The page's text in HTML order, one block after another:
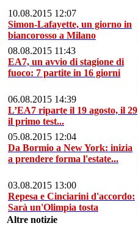
10.08.2015 12:07
Simon-Lafayette, un giorno in
biancorosso a Milano
08.08.2015 11:43
EA7, un avvio di stagione di
fuoco: 7 partite in 16 giorni
06.08.2015 14:39
L’EA7 riparte il 19 agosto, il 29
il primo test...
05.08.2015 12:04
Da Bormio a New York: inizia
a prendere forma l'estate...
03.08.2015 13:00
Repesa e Cinciarini d'accordo:
Sarà un'Olimpia tosta
Altre notizie